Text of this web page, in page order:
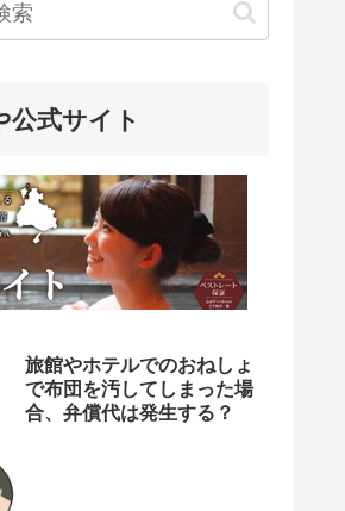
公式サイト
旅館やホテルでのおねしょ
で布団を汚してしまった場
合、弁償代は発生する？